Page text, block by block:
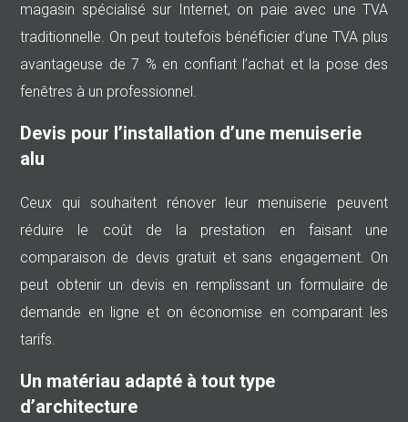
magasin spécialisé sur Internet, on paie avec une TVA
traditionnelle. On peut toutefois bénéficier d’une TVA plus
avantageuse de 7 % en confiant l’achat et la pose des
fenêtres à un professionnel.
Devis pour l’installation d’une menuiserie
alu
Ceux qui souhaitent rénover leur menuiserie peuvent
réduire le coût de la prestation en faisant une
comparaison de devis gratuit et sans engagement. On
peut obtenir un devis en remplissant un formulaire de
demande en ligne et on économise en comparant les
tarifs.
Un matériau adapté à tout type
d’architecture